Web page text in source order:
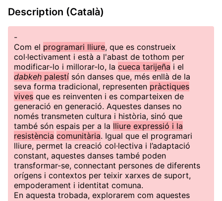
Description (Català)
-
Com el programari lliure, que es construeix
col·lectivament i està a l'abast de tothom per
modificar-lo i millorar-lo, la cueca tarijeña i el
dabkeh palestí són danses que, més enllà de la
seva forma tradicional, representen pràctiques
vives que es reinventen i es comparteixen de
generació en generació. Aquestes danses no
només transmeten cultura i història, sinó que
també són espais per a la lliure expressió i la
resistència comunitària. Igual que el programari
lliure, permet la creació col·lectiva i l’adaptació
constant, aquestes danses també poden
transformar-se, connectant persones de diferents
orígens i contextos per teixir xarxes de suport,
empoderament i identitat comuna.
En aquesta trobada, explorarem com aquestes